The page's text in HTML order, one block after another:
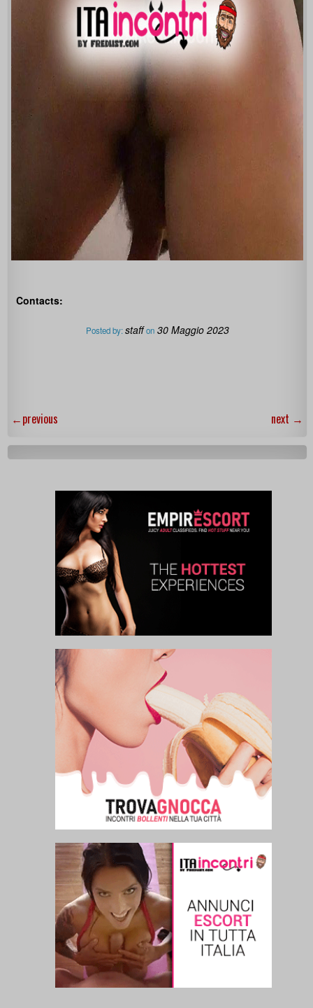
Contacts:
Posted by:staff on 30 Maggio 2023
←previous next →